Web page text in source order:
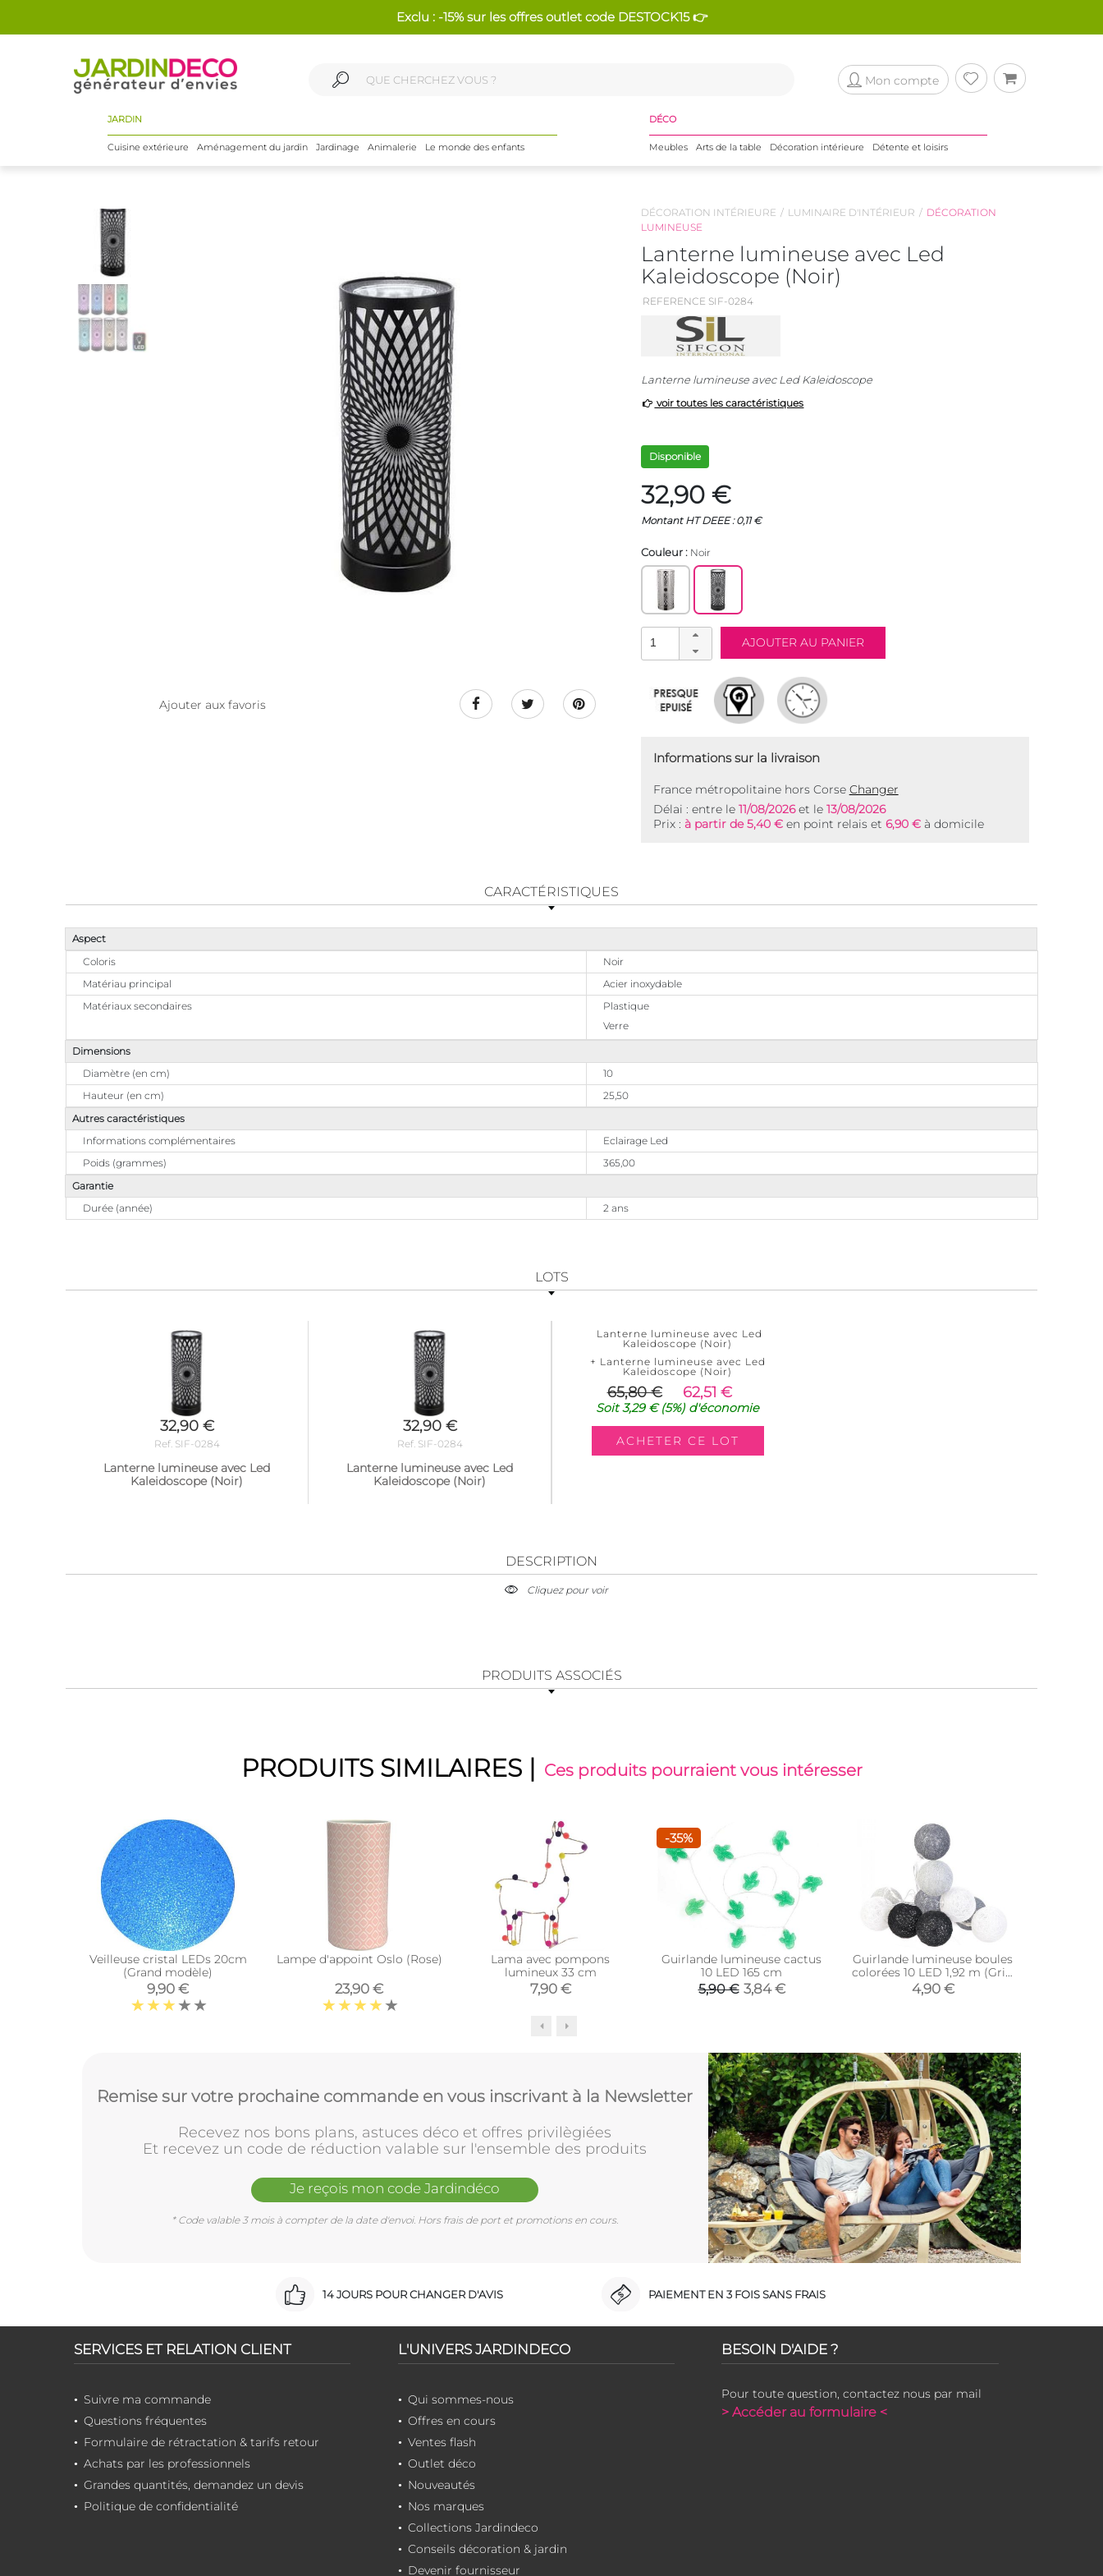
Exclu : -15% sur les offres outlet code DESTOCK15 👉
Mon compte
JARDIN
Cuisine extérieure Aménagement du jardin Jardinage Animalerie Le monde des enfants
DÉCO
Meubles Arts de la table Décoration intérieure Détente et loisirs
Ajouter aux favoris
DÉCORATION INTÉRIEURE LUMINAIRE D'INTÉRIEUR
DÉCORATION
LUMINEUSE
Lanterne lumineuse avec Led
Kaleidoscope (Noir)
REFERENCE SIF-0284
Lanterne lumineuse avec Led Kaleidoscope
voir toutes les caractéristiques
Disponible
32,90 €
Montant HT DEEE : 0,11 €
Couleur : Noir
Informations sur la livraison
France métropolitaine hors Corse Changer
Délai : entre le 11/08/2026et le 13/08/2026
Prix : à partir de 5,40 € en point relais et 6,90 €à domicile
CARACTÉRISTIQUES
Aspect
Coloris
Noir
Matériau principal
Acier inoxydable
Matériaux secondaires
Plastique
Verre
Dimensions
Diamètre (en cm)
10
Hauteur (en cm)
25,50
Autres caractéristiques
Informations complémentaires
Eclairage Led
Poids (grammes)
365,00
Garantie
Durée (année)
2 ans
LOTS
32,90 €
Ref. SIF-0284
Lanterne lumineuse avec Led
Kaleidoscope (Noir)
32,90 €
Ref. SIF-0284
Lanterne lumineuse avec Led
Kaleidoscope (Noir)
Lanterne lumineuse avec Led
Kaleidoscope (Noir)
+ Lanterne lumineuse avec Led
Kaleidoscope (Noir)
65,80 € 62,51 €
Soit3,29 €(5%) d'économie
DESCRIPTION
Cliquez pour voir
PRODUITS ASSOCIÉS
PRODUITS SIMILAIRES | Ces produits pourraient vous intéresser
Veilleuse cristal LEDs 20cm
(Grand modèle)
9,90 €
Lampe d'appoint Oslo (Rose)
23,90 €
Lama avec pompons
lumineux 33 cm
7,90 €
-35%
Guirlande lumineuse cactus
10 LED 165 cm
5,90 € 3,84 €
Guirlande lumineuse boules
colorées 10 LED 1,92 m (Gris,
Noir, Blanc)
4,90 €
Remise sur votre prochaine commande en vous inscrivant à la Newsletter
Recevez nos bons plans, astuces déco et offres privilègiées
Et recevez un code de réduction valable sur l'ensemble des produits
Je reçois mon code Jardindéco
* Code valable 3 mois à compter de la date d'envoi. Hors frais de port et promotions en cours.
14 JOURS POUR CHANGER D'AVIS PAIEMENT EN 3 FOIS SANS FRAIS
SERVICES ET RELATION CLIENT
Suivre ma commande
Questions fréquentes
Formulaire de rétractation & tarifs retour
Achats par les professionnels
Grandes quantités, demandez un devis
Politique de confidentialité
L'UNIVERS JARDINDECO
Qui sommes-nous
Offres en cours
Ventes flash
Outlet déco
Nouveautés
Nos marques
Collections Jardindeco
Conseils décoration & jardin
Devenir fournisseur
BESOIN D'AIDE ?
Pour toute question, contactez nous par mail
> Accéder au formulaire <